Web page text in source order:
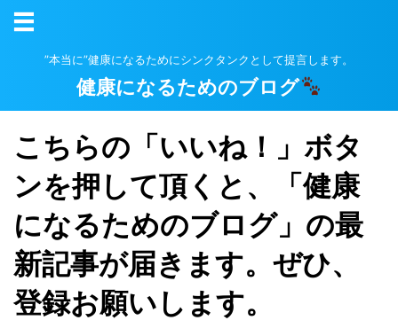
”本当に”健康になるためにシンクタンクとして提言します。
健康になるためのブログ
こちらの「いいね！」ボタ
ンを押して頂くと、「健康
になるためのブログ」の最
新記事が届きます。ぜひ、
登録お願いします。